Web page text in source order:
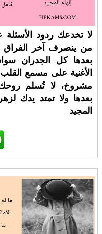
لا تخدعك ردود
من ينصرف آخر الفراق
بعدها كل الجدران
الأغنية على مسمع
مشروخ، لا تُسلم
بعدها ولا تمتد يدك
المجيد